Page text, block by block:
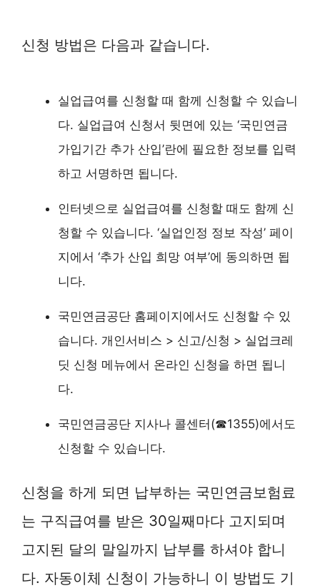
신청 방법은 다음과 같습니다.
실업급여를 신청할 때 함께 신청할 수 있습니
다. 실업급여 신청서 뒷면에 있는 ‘국민연금
가입기간 추가 산입’란에 필요한 정보를 입력
하고 서명하면 됩니다.
인터넷으로 실업급여를 신청할 때도 함께 신
청할 수 있습니다. ‘실업인정 정보 작성’ 페이
지에서 ‘추가 산입 희망 여부’에 동의하면 됩
니다.
국민연금공단 홈페이지에서도 신청할 수 있
습니다. 개인서비스 > 신고/신청 > 실업크레
딧 신청 메뉴에서 온라인 신청을 하면 됩니
다.
국민연금공단 지사나 콜센터(☎1355)에서도
신청할 수 있습니다.
신청을 하게 되면 납부하는 국민연금보험료
는 구직급여를 받은 30일째마다 고지되며
고지된 달의 말일까지 납부를 하셔야 합니
다. 자동이체 신청이 가능하니 이 방법도 기